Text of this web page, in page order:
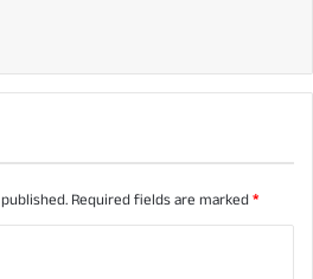
Required fields are marked*